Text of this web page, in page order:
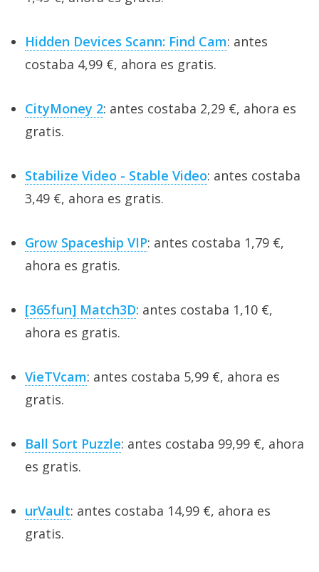
Hidden Devices Scann: Find Cam: antes
costaba 4,99 €, ahora es gratis.
CityMoney 2: antes costaba 2,29 €, ahora es
gratis.
Stabilize Video - Stable Video: antes costaba
3,49 €, ahora es gratis.
Grow Spaceship VIP: antes costaba 1,79 €,
ahora es gratis.
[365fun] Match3D: antes costaba 1,10 €,
ahora es gratis.
VieTVcam: antes costaba 5,99 €, ahora es
gratis.
Ball Sort Puzzle: antes costaba 99,99 €, ahora
es gratis.
urVault: antes costaba 14,99 €, ahora es
gratis.